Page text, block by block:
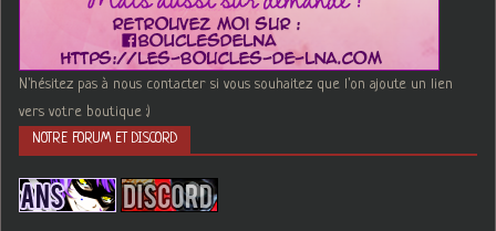
N'hésitez pas à nous contacter si vous souhaitez que l'on ajoute un lien
vers votre boutique :)
NOTRE FORUM ET DISCORD